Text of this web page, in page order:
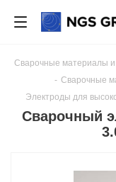
Сварочные материалы и
- Сварочные
Электроды для
Сварочный